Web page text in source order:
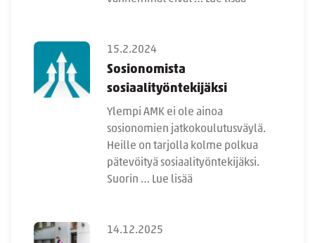
15.2.2024
Sosionomista
sosiaalityöntekijäksi
Ylempi AMK ei ole ainoa
sosionomien jatkokoulutusväylä.
Heille on tarjolla kolme polkua
pätevöityä sosiaalityöntekijäksi.
Suorin … Lue lisää
14.12.2025